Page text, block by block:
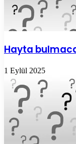
Hayta
1 Eylül 2025